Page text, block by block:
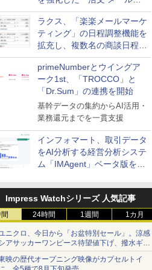
送信防止アドインサービス」
を提供
ラクス、「楽楽メールマーケ
ティング」の日程調整機能を
拡充し、複数名の商談日程調
整を効率化
primeNumberとウイングア
ーク1st、「TROCCO」と
「Dr.Sum」の連携を開始
基幹データの集約からAI活用・
業務還元までを一貫支援
インフォマート、取引データ
をAI分析する経営分析システ
ム「IMAgent」ベータ版を提
Impress Watchシリーズ 人気記事
24時間 1週間 1カ月
ニクロ、今日から「お盆特別セール」。涼感
アサッカーワンピース待望値下げ、撥水ギア
ョーツは1990円に
映の歴代オープニング映像がカプセルトイ